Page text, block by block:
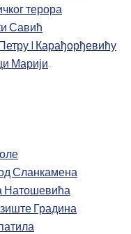
терора
Савић
I Карађорђевићу
Марији
Сланкамена
Натошевића
Градина